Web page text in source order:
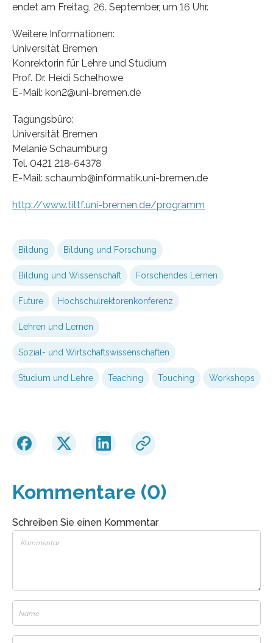
endet am Freitag, 26. September, um 16 Uhr.
Weitere Informationen:
Universität Bremen
Konrektorin für Lehre und Studium
Prof. Dr. Heidi Schelhowe
E-Mail: kon2@uni-bremen.de
Tagungsbüro:
Universität Bremen
Melanie Schaumburg
Tel. 0421 218-64378
E-Mail: schaumb@informatik.uni-bremen.de
http://www.tittf.uni-bremen.de/programm
Bildung Bildung und Forschung
Bildung und Wissenschaft Forschendes Lernen
Future Hochschulrektorenkonferenz
Lehren und Lernen
Sozial- und Wirtschaftswissenschaften
Studium und Lehre Teaching Touching Workshops
Kommentare (0)
Schreiben Sie einen Kommentar